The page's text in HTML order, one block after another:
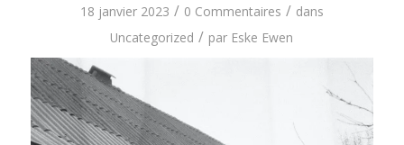
18 janvier 2023 / 0 Commentaires / dans
Uncategorized / par Eske Ewen